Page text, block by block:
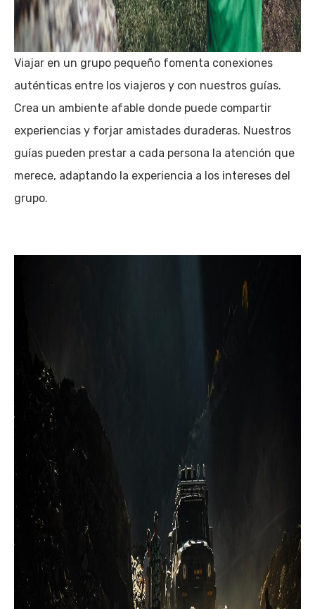
Viajar en un grupo pequeño fomenta conexiones
auténticas entre los viajeros y con nuestros guías.
Crea un ambiente afable donde puede compartir
experiencias y forjar amistades duraderas. Nuestros
guías pueden prestar a cada persona la atención que
merece, adaptando la experiencia a los intereses del
grupo.